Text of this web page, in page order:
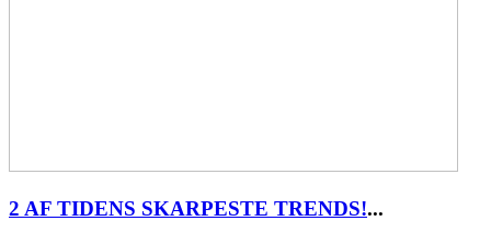
2 AF TIDENS SKARPESTE TRENDS!...